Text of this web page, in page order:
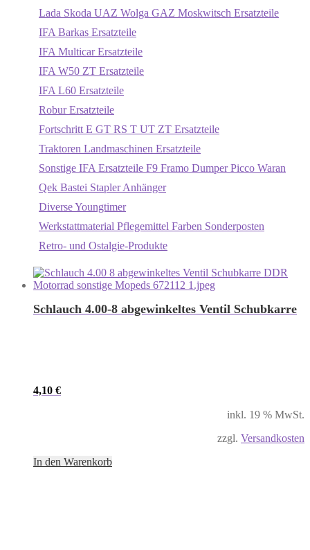
Lada Skoda UAZ Wolga GAZ Moskwitsch Ersatzteile
IFA Barkas Ersatzteile
IFA Multicar Ersatzteile
IFA W50 ZT Ersatzteile
IFA L60 Ersatzteile
Robur Ersatzteile
Fortschritt E GT RS T UT ZT Ersatzteile
Traktoren Landmaschinen Ersatzteile
Sonstige IFA Ersatzteile F9 Framo Dumper Picco Waran
Qek Bastei Stapler Anhänger
Diverse Youngtimer
Werkstattmaterial Pflegemittel Farben Sonderposten
Retro- und Ostalgie-Produkte
Schlauch 4.00-8 abgewinkeltes Ventil Schubkarre
4,10 €
inkl. 19 % MwSt.
zzgl. Versandkosten
In den Warenkorb